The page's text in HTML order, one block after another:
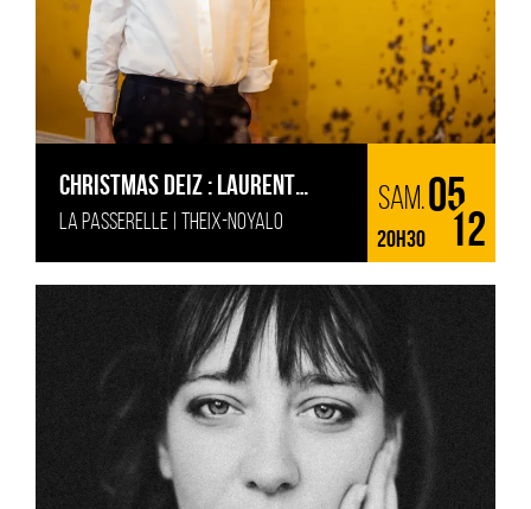
CHRISTMAS DEIZ : LAURENT
COURTHALIAC
LA PASSERELLE | THEIX-NOYALO
sam.05
12
20H30